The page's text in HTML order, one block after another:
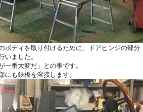
ボディを取り付けるために、ドアヒンジの部分
いました。
一番大変だ」との事です。
にも鉄板を溶接します。